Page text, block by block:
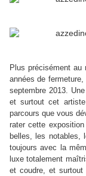
Plus précisément au
années de
septembre 2013.
et surtout cet
parcours que vous
rater cette
belles, les notables,
toujours avec la
luxe totalement
et coudre, et surtout